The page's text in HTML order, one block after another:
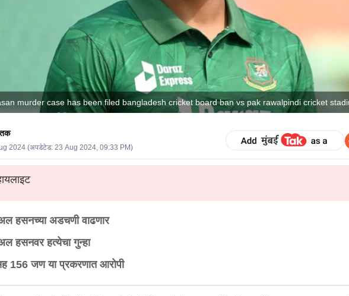
murder case has been filed bangladesh cricket board ban vs pak rawalpindi cricket
2024(अपडेटेड: 23 Aug 2024, 09:33 PM)
हसनच्या अडचणी वाढणार
हसनवर हत्येचा गुन्हा
156 जण या प्रकरणात आरोपी